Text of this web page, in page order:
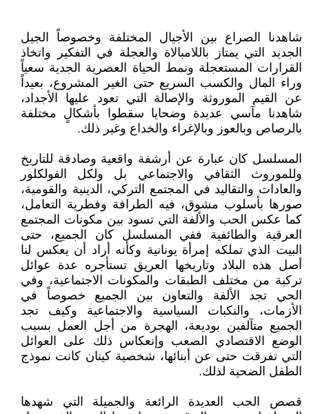
شاهدنا الصراع بين الأجيال المختلفة وخصوصاً الجيل
الجديد التي يمتاز باللامبالاة والعجلة في التفكير واتخاذ
القرارات المستعجلة ونمط الحياة العصرية الجدية سعياً
وراء المال والكسب السريع حتى الغير المشروع، بعيداً
عن القيم الموروثة والإصالة التي تعود عليها الأجداد،
شاهدنا مآسي عديدة وضحايا سقطوا بأشكالٍ مختلفة
بالرصاص وبالعوز وبالإغراء والخداع وغير ذلك.
المسلسل كان عبارة عن أرشفة واقعية وصادقة للتاريخ
وللموروث الثقافي والاجتماعي بل ولكل الفولكلور
والعادات والتقاليد في المجتمع التركي، الدينية والقومية،
صورها بأسلوب مشوق، فيه الطرافة وفطرية التعامل،
كما عكس الحب والألفة التي تسود بين مكونات المجتمع
العرقية والطائفية ففي المسلسل كان الجميع، حتى
البيت الذي تملكه إمرأة يونانية وكأنه أراد أن يعكس لنا
أصل هذه البلاد وتاريخها العريق تستأجره عدة عوائل
تركية من مختلف الطبقات والمكونات الاجتماعية، وفي
الحي تجد الألفة والتعاون بين الجميع خصوصاً في
الأزمات، والنكبات السياسية والاجتماعية وكيف تجد
الجميع متآلفين بوديعة، الهجرة من أجل العمل بسبب
الوضع الاقتصادي الصعب وإنعكاس ذلك على العوائل
التي تفرقت حتى عن أبنائها، شخصية كينان كانت نموذج
الطفل الضحية لذلك.
قصص الحب العديدة الرائعة والجميلة التي شهدها